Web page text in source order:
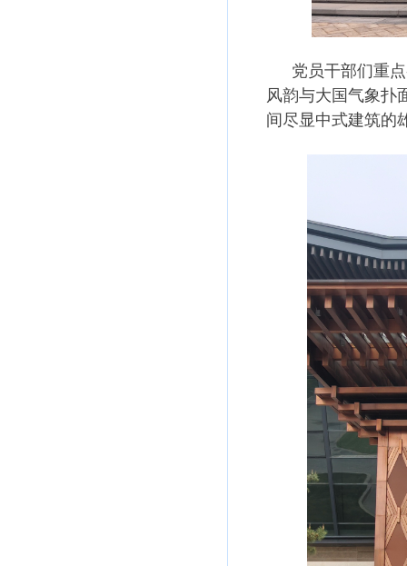
党员干部们重
风韵与大国气象扑
间尽显中式建筑的